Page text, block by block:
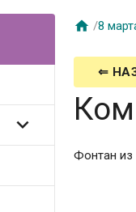

 /8
⇐
Фонтан из